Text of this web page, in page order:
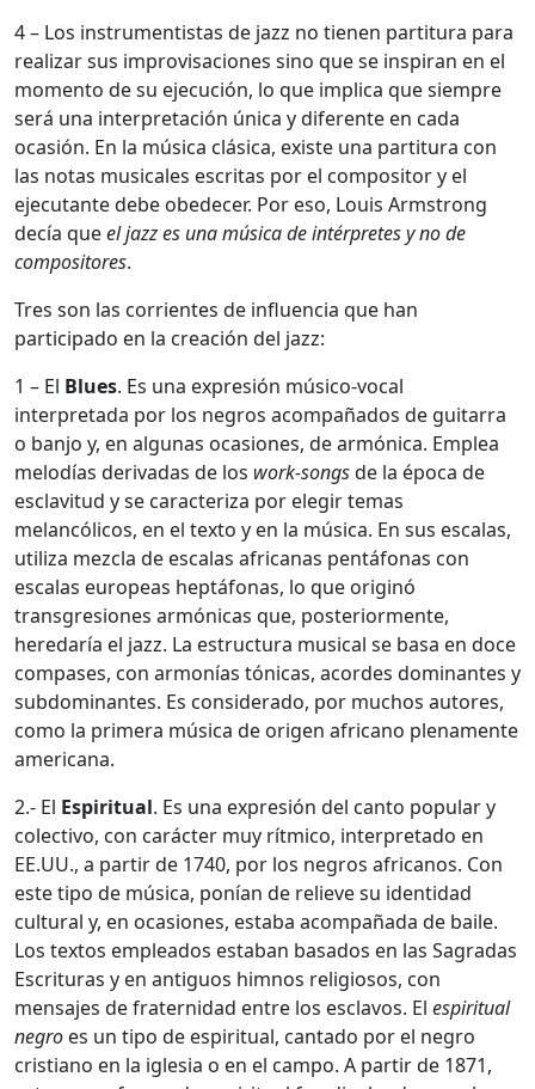
4 – Los instrumentistas de jazz no tienen partitura para
realizar sus improvisaciones sino que se inspiran en el
momento de su ejecución, lo que implica que siempre
será una interpretación única y diferente en cada
ocasión. En la música clásica, existe una partitura con
las notas musicales escritas por el compositor y el
ejecutante debe obedecer. Por eso, Louis Armstrong
decía queel jazz es una música de intérpretes y no de
compositores.
Tres son las corrientes de influencia que han
participado en la creación del jazz:
1 – El Blues. Es una expresión músico-vocal
interpretada por los negros acompañados de guitarra
o banjo y, en algunas ocasiones, de armónica. Emplea
melodías derivadas de los work-songsde la época de
esclavitud y se caracteriza por elegir temas
melancólicos, en el texto y en la música. En sus escalas,
utiliza mezcla de escalas africanas pentáfonas con
escalas europeas heptáfonas, lo que originó
transgresiones armónicas que, posteriormente,
heredaría el jazz. La estructura musical se basa en doce
compases, con armonías tónicas, acordes dominantes y
subdominantes. Es considerado, por muchos autores,
como la primera música de origen africano plenamente
americana.
2.- El Espiritual. Es una expresión del canto popular y
colectivo, con carácter muy rítmico, interpretado en
EE.UU., a partir de 1740, por los negros africanos. Con
este tipo de música, ponían de relieve su identidad
cultural y, en ocasiones, estaba acompañada de baile.
Los textos empleados estaban basados en las Sagradas
Escrituras y en antiguos himnos religiosos, con
mensajes de fraternidad entre los esclavos. El espiritual
negro es un tipo de espiritual, cantado por el negro
cristiano en la iglesia o en el campo. A partir de 1871,